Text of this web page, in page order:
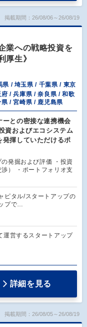
掲載期間：26/08/06～26/08/19
業への戦略投資を
生》
県 / 埼玉県 / 千葉県 / 東京
/ 兵庫県 / 奈良県 / 和歌
/ 宮崎県 / 鹿児島県
ーとの密接な連携機会
資およびエコシステム
揮していただけるポ
発掘および評価 ・投資
） ・ポートフォリオ支
ピタル/スタートアップの
プで…
運営するスタートアップ
詳細を見る
掲載期間：26/08/05～26/08/19